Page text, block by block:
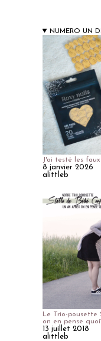
NUMERO UN
J'ai testé les
8 janvier 2026
alittleb
Le Trio-pousette
on en pense
13 juillet 2018
alittleb